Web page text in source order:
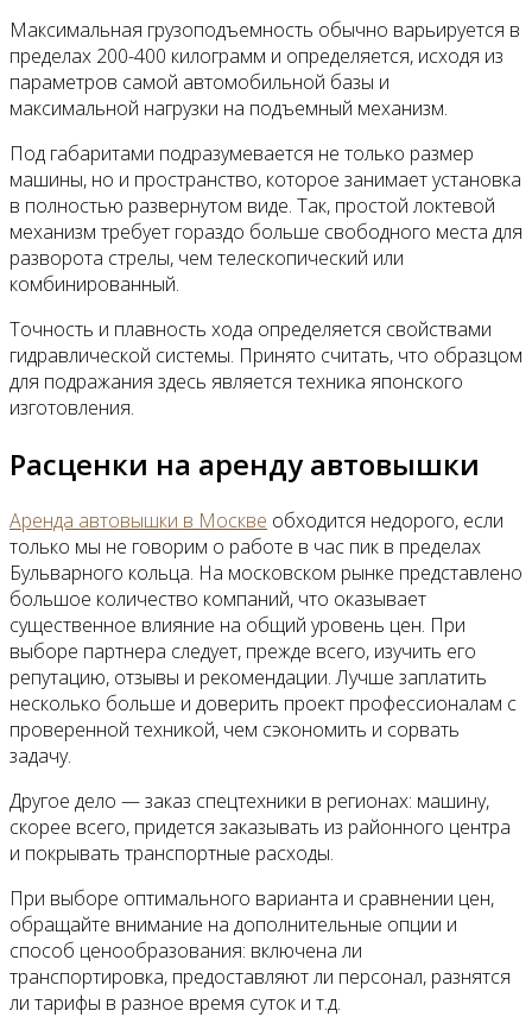
Максимальная грузоподъемность обычно варьируется в
пределах 200-400 килограмм и определяется, исходя из
параметров самой автомобильной базы и
максимальной нагрузки на подъемный механизм.
Под габаритами подразумевается не только размер
машины, но и пространство, которое занимает установка
в полностью развернутом виде. Так, простой локтевой
механизм требует гораздо больше свободного места для
разворота стрелы, чем телескопический или
комбинированный.
Точность и плавность хода определяется свойствами
гидравлической системы. Принято считать, что образцом
для подражания здесь является техника японского
изготовления.
Расценки на аренду автовышки
Аренда автовышки в Москве обходится недорого, если
только мы не говорим о работе в час пик в пределах
Бульварного кольца. На московском рынке представлено
большое количество компаний, что оказывает
существенное влияние на общий уровень цен. При
выборе партнера следует, прежде всего, изучить его
репутацию, отзывы и рекомендации. Лучше заплатить
несколько больше и доверить проект профессионалам с
проверенной техникой, чем сэкономить и сорвать
задачу.
Другое дело — заказ спецтехники в регионах: машину,
скорее всего, придется заказывать из районного центра
и покрывать транспортные расходы.
При выборе оптимального варианта и сравнении цен,
обращайте внимание на дополнительные опции и
способ ценообразования: включена ли
транспортировка, предоставляют ли персонал, разнятся
ли тарифы в разное время суток и т.д.